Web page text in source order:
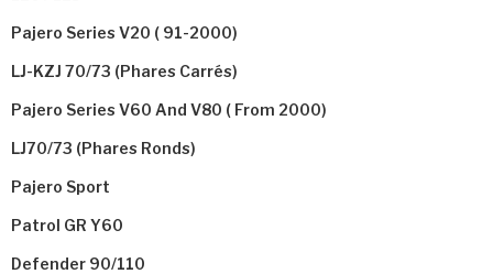
Pajero Series V20 ( 91-2000)
LJ-KZJ 70/73 (phares Carrés)
Pajero Series V60 And V80 ( From 2000)
LJ70/73 (phares Ronds)
Pajero Sport
Patrol GR Y60
Defender 90/110